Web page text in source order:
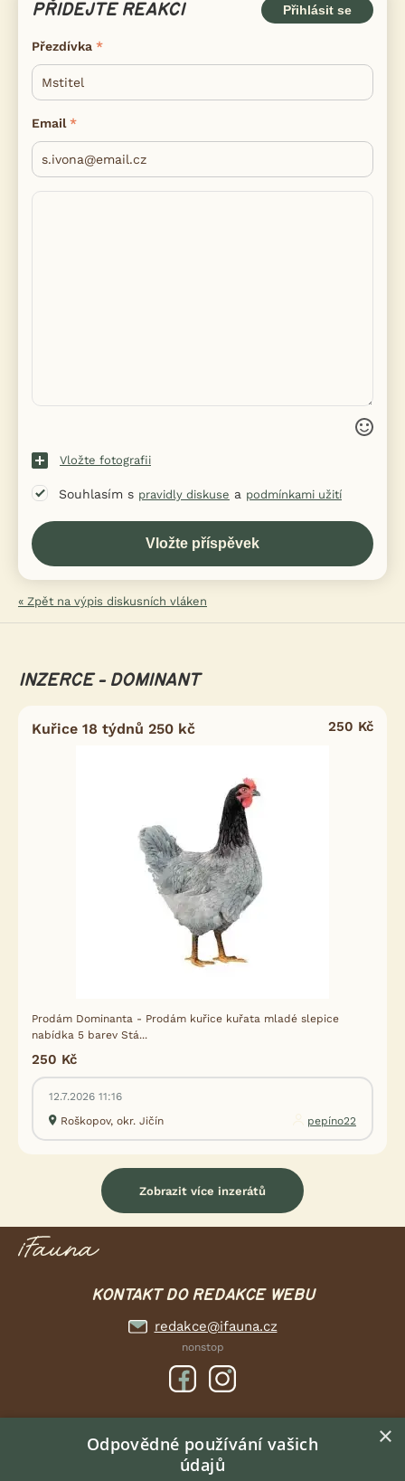
PŘIDEJTE REAKCI Přihlásit se
Přezdívka
Email
Vložte fotografii
Souhlasím s pravidly diskuse a podmínkami užití
« Zpět na výpis diskusních vláken
INZERCE - DOMINANT
Kuřice 18 týdnů 250 kč 250 Kč
Prodám Dominanta - Prodám kuřice kuřata mladé slepice
nabídka 5 barev Stá...
250 Kč
12.7.2026 11:16
Roškopov, okr. Jičín
pepíno22
Zobrazit více inzerátů
KONTAKT DO REDAKCE WEBU
redakce@ifauna.cz
nonstop
DOMOVSKÁ STRÁNKA
INZERCE
×
Odpovědné používání vašich
údajů